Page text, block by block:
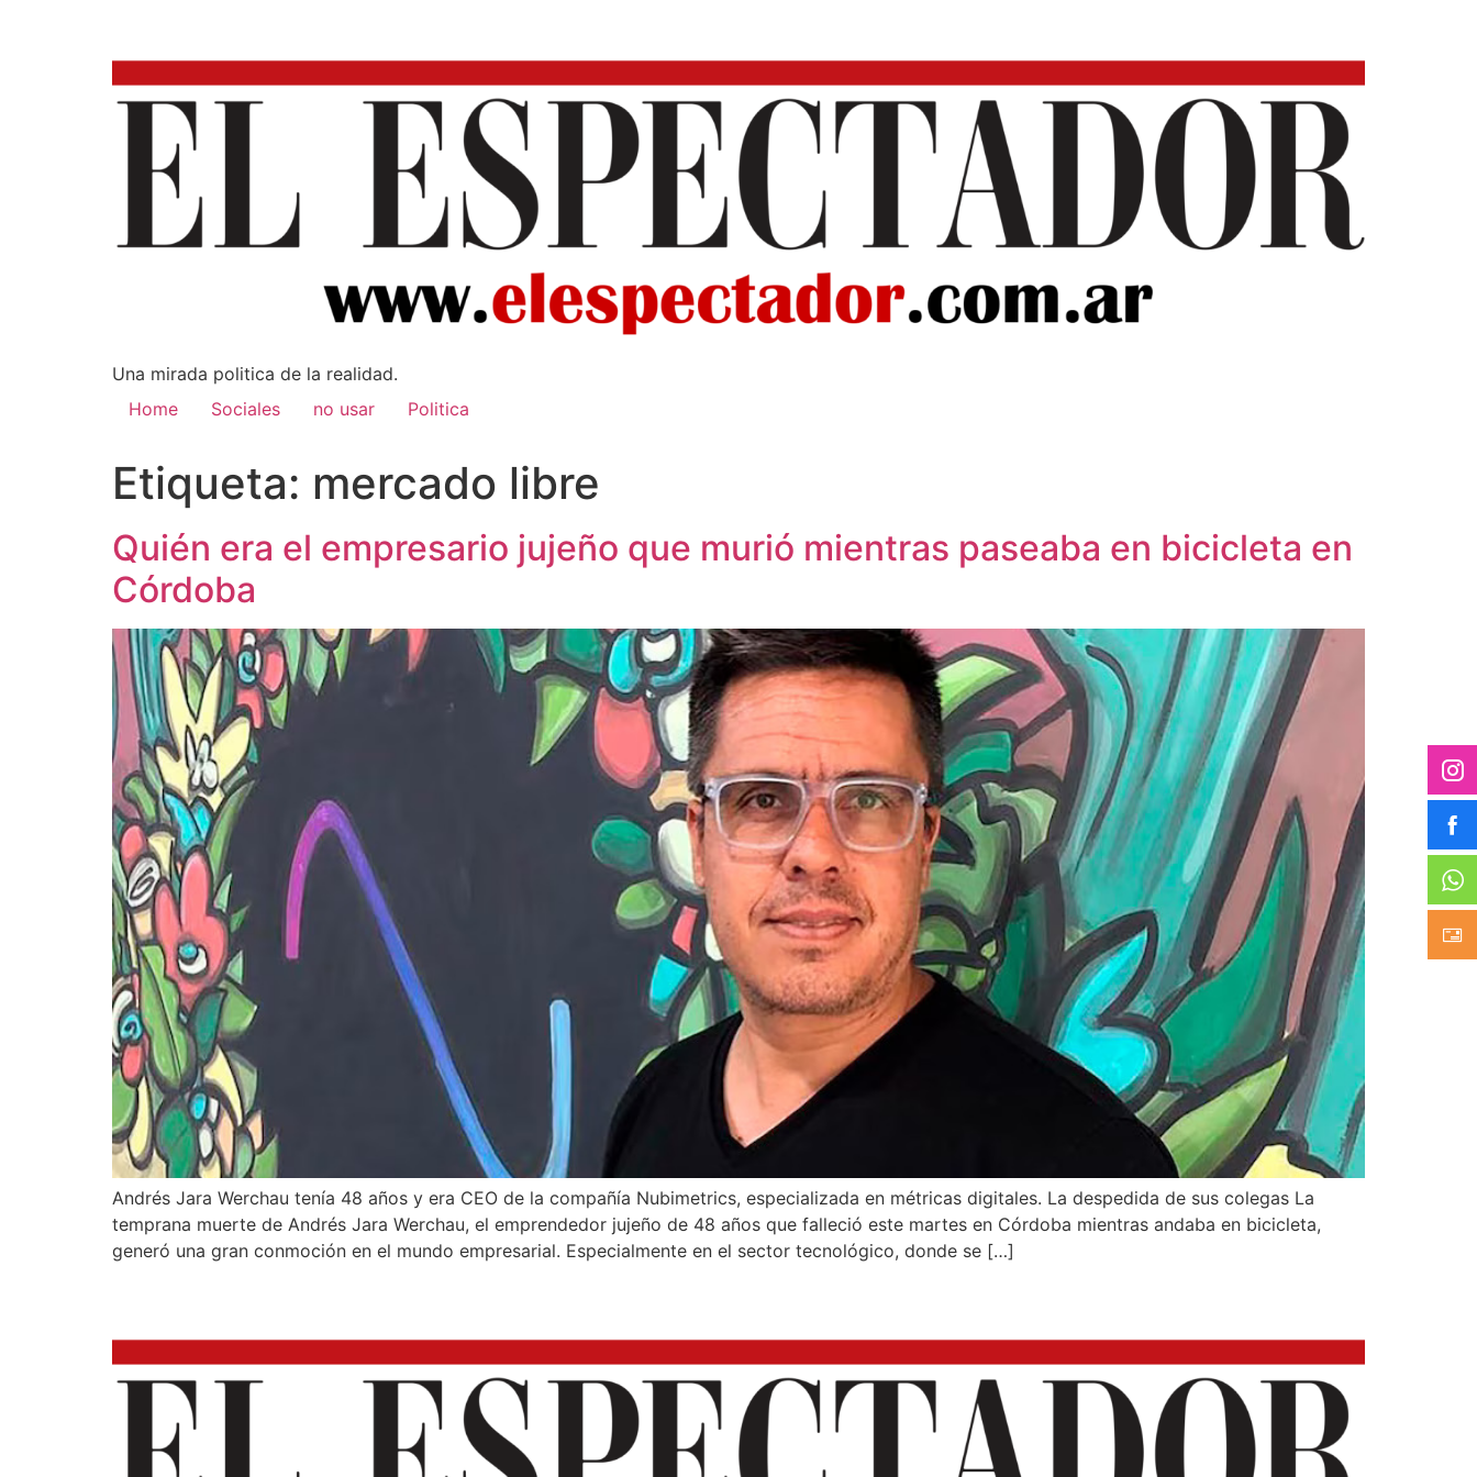
Una mirada poli­tica de la realidad.
Home
Sociales no usar Politica
Etiqueta: mercado libre
Quién era el empresario jujeño que murió mientras paseaba en bicicleta en
Córdoba
Andrés Jara Werchau tenía 48 años y era CEO de la compañía Nubimetrics, especializada en métricas digitales. La despedida de sus colegas La
temprana muerte de Andrés Jara Werchau, el emprendedor jujeño de 48 años que falleció este martes en Córdoba mientras andaba en bicicleta,
generó una gran conmoción en el mundo empresarial. Especialmente en el sector tecnológico, donde se […]